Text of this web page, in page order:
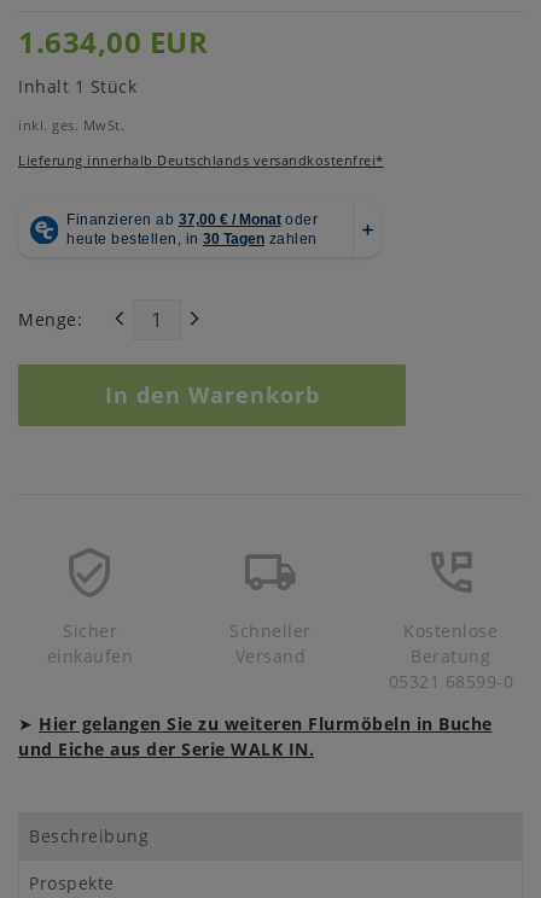
1.634,00 EUR
Inhalt 1 Stück
inkl. ges. MwSt.
Lieferung innerhalb Deutschlands versandkostenfrei*
Menge:
In den Warenkorb
Sicher
einkaufen
Schneller
Versand
Kostenlose
Beratung
05321 68599-0
➤ Hier gelangen Sie zu weiteren Flurmöbeln in Buche
und Eiche aus der Serie WALK IN.
Beschreibung
Prospekte